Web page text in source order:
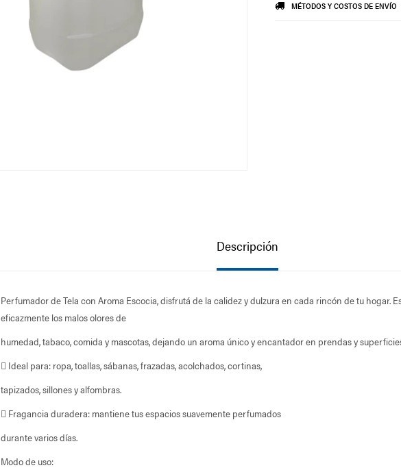
MÉTODOS Y COSTOS DE ENVÍO
Descripción
Perfumador de Tela con Aroma Escocia, disfrutá de la calidez y dulzura en cada rincón de tu hogar.
eficazmente los malos olores de
humedad, tabaco, comida y mascotas, dejando un aroma único y encantador en prendas y
 Ideal para: ropa, toallas, sábanas, frazadas, acolchados, cortinas,
tapizados, sillones y alfombras.
 Fragancia duradera: mantiene tus espacios suavemente perfumados
durante varios días.
Modo de uso: